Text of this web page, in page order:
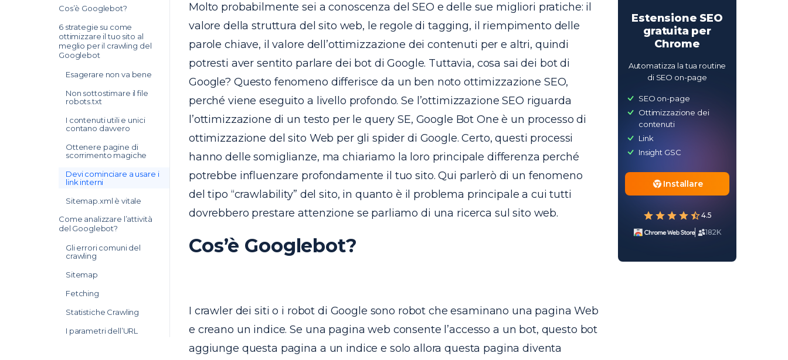
Estensione SEO
gratuita per
Chrome
Automatizza la tua routine
di SEO on-page
SEO on-page
Ottimizzazione dei
contenuti
Link
Insight GSC
Installare
4.5
182K
Molto probabilmente sei a conoscenza del SEO e delle sue migliori pratiche: il
valore della struttura del sito web, le regole di tagging, il riempimento delle
parole chiave, il valore dell’ottimizzazione dei contenuti per e altri, quindi
potresti aver sentito parlare dei bot di Google. Tuttavia, cosa sai dei bot di
Google? Questo fenomeno differisce da un ben noto ottimizzazione SEO,
perché viene eseguito a livello profondo. Se l’ottimizzazione SEO riguarda
l’ottimizzazione di un testo per le query SE, Google Bot One è un processo di
ottimizzazione del sito Web per gli spider di Google. Certo, questi processi
hanno delle somiglianze, ma chiariamo la loro principale differenza perché
potrebbe influenzare profondamente il tuo sito. Qui parlerò di un fenomeno
del tipo “crawlability” del sito, in quanto è il problema principale a cui tutti
dovrebbero prestare attenzione se parliamo di una ricerca sul sito web.
Cos’è Googlebot?
I crawler dei siti o i robot di Google sono robot che esaminano una pagina Web
e creano un indice. Se una pagina web consente l’accesso a un bot, questo bot
aggiunge questa pagina a un indice e solo allora questa pagina diventa
Cos’è Googlebot?
6 strategie su come
ottimizzare il tuo sito al
meglio per il crawling del
Googlebot
Esagerare non va bene
Non sottostimare il file
robots.txt
I contenuti utili e unici
contano davvero
Ottenere pagine di
scorrimento magiche
Devi cominciare a usare i
link interni
Sitemap.xml è vitale
Come analizzare l’attività
del Googlebot?
Gli errori comuni del
crawling
Sitemap
Fetching
Statistiche Crawling
I parametri dell’URL